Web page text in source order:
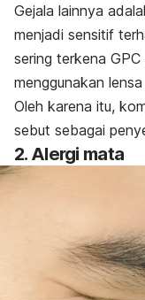
Gejala lainnya
menjadi sensitif
sering terkena
menggunakan
Oleh karena itu,
sebut sebagai
2. Alergi mata